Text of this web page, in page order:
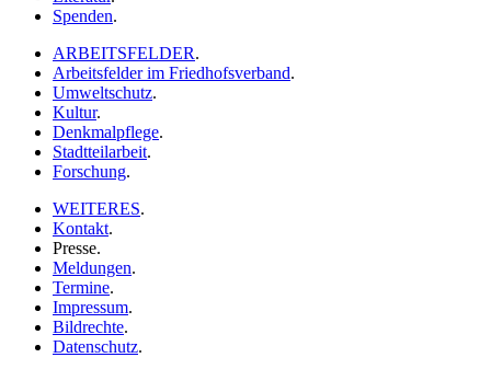
Spenden.
ARBEITSFELDER.
Arbeitsfelder im Friedhofsverband.
Umweltschutz.
Kultur.
Denkmalpflege.
Stadtteilarbeit.
Forschung.
WEITERES.
Kontakt.
Presse.
Meldungen.
Termine.
Impressum.
Bildrechte.
Datenschutz.